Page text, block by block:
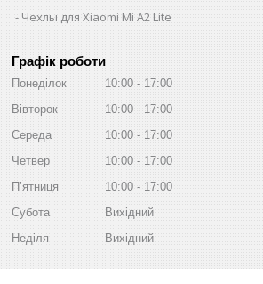
Чехлы для Xiaomi Mi A2 Lite
Графік роботи
Понеділок 10:00
17:00
Вівторок
10:00
17:00
Середа
10:00
17:00
Четвер
10:00
17:00
Пʼятниця
10:00
17:00
Субота
Вихідний
Неділя
Вихідний